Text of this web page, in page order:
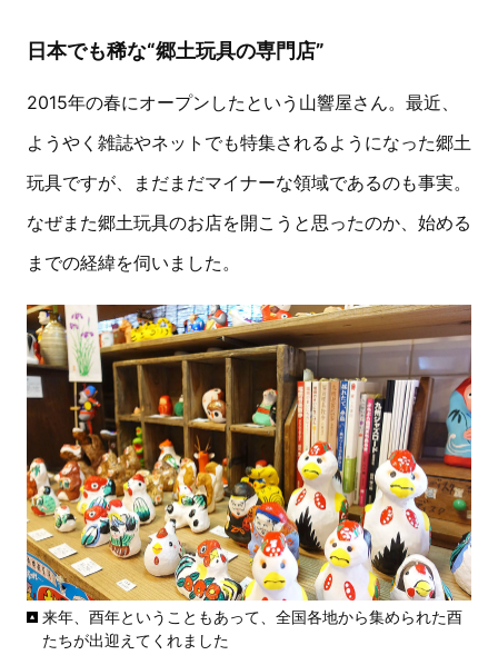
日本でも稀な“郷土玩具の専門店”
2015年の春にオープンしたという山響屋さん。最近、
ようやく雑誌やネットでも特集されるようになった郷土
玩具ですが、まだまだマイナーな領域であるのも事実。
なぜまた郷土玩具のお店を開こうと思ったのか、始める
までの経緯を伺いました。
来年、酉年ということもあって、全国各地から集められた酉
たちが出迎えてくれました